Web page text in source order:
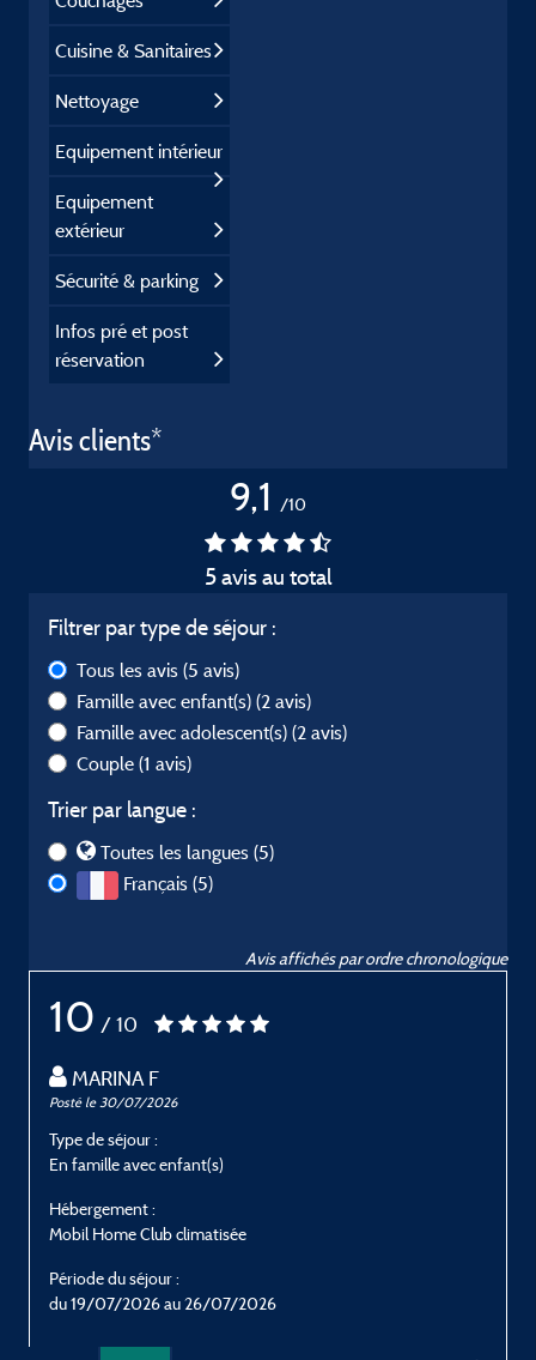
Cuisine & Sanitaires
Nettoyage
Equipement intérieur
Equipement
extérieur
Sécurité & parking
Infos pré et post
réservation
Avis clients*
9,1 /10
5 avis au total
Filtrer par type de séjour :
Tous les avis (5 avis)
Famille avec enfant(s) (2 avis)
Famille avec adolescent(s) (2 avis)
Couple (1 avis)
Trier par langue :
Toutes les langues (5)
Français (5)
Avis affichés par ordre chronologique
10 / 10
MARINA F
Posté le 30/07/2026
Type de séjour :
En famille avec enfant(s)
Hébergement :
Mobil Home Club climatisée
Période du séjour :
du 19/07/2026 au 26/07/2026